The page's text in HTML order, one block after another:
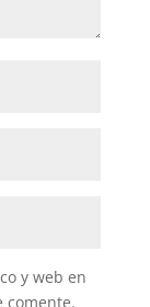
y web en
comente.